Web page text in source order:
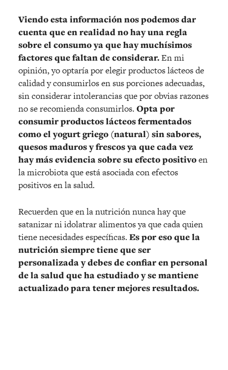
Viendo esta información nos podemos dar
cuenta que en realidad no hay una regla
sobre el consumo ya que hay muchísimos
factores que faltan de considerar.En mi
opinión, yo optaría por elegir productos lácteos de
calidad y consumirlos en sus porciones adecuadas,
sin considerar intolerancias que por obvias razones
no se recomienda consumirlos. Opta por
consumir productos lácteos fermentados
como el yogurt griego (natural) sin sabores,
quesos maduros y frescos ya que cada vez
hay más evidencia sobre su efecto positivoen
la microbiota que está asociada con efectos
positivos en la salud.
Recuerden que en la nutrición nunca hay que
satanizar ni idolatrar alimentos ya que cada quien
tiene necesidades específicas. Es por eso que la
nutrición siempre tiene que ser
personalizada y debes de confiar en personal
de la salud que ha estudiado y se mantiene
actualizado para tener mejores resultados.